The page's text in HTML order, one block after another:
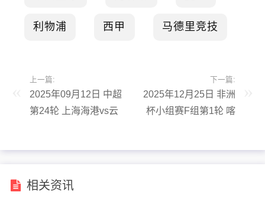
利物浦 西甲 马德里竞技
上一篇:
2025年09月12日 中超
第24轮 上海海港vs云
下一篇:
2025年12月25日 非洲
杯小组赛F组第1轮 喀
相关资讯